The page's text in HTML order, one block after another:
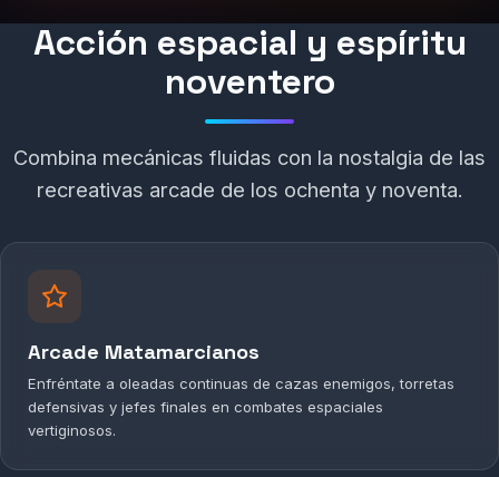
Acción espacial y espíritu
noventero
Combina mecánicas fluidas con la nostalgia de las
recreativas arcade de los ochenta y noventa.
Arcade Matamarcianos
Enfréntate a oleadas continuas de cazas enemigos, torretas
defensivas y jefes finales en combates espaciales
vertiginosos.